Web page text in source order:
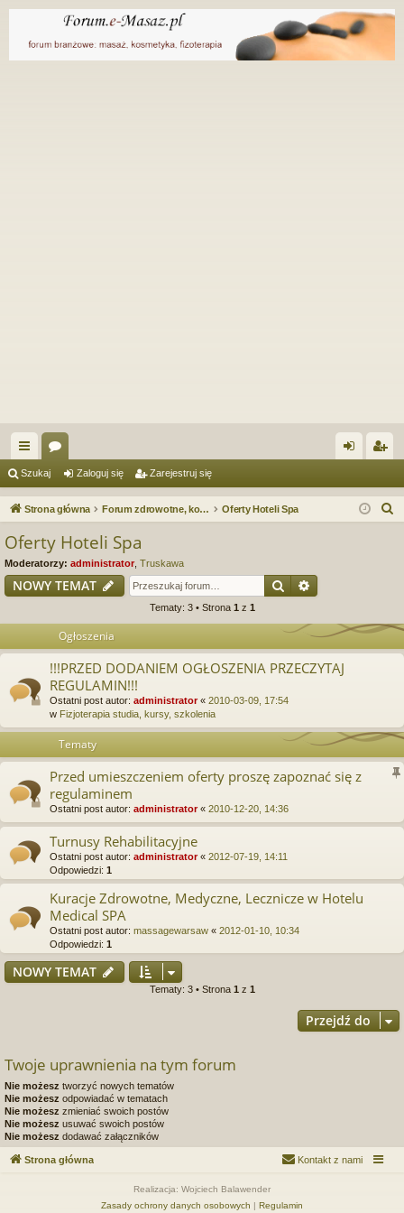
ię
ce
or
a og ej
Szukaj Zaloguj się Zarejestruj się
Strona główna Forum zdrowotne, kosmetyczne. Spa & Wellness. Forum serwisu Spa.e-Masaz.pl Oferty Hoteli Spa
Oferty Hoteli Spa
Moderatorzy: administrator Truskawa
NOWY TEMAT SzukajWyszukiwanie
Tematy: 3 • Strona 1 z 1
Ogłoszenia
!!!PRZED DODANIEM OGŁOSZENIA PRZECZYTAJ
REGULAMIN!!!
Ostatni post autor: administrator« 2010-03-09, 17:54
w Fizjoterapia studia, kursy, szkolenia
Tematy
Przed umieszczeniem oferty proszę zapoznać się z
regulaminem
Ostatni post autor: administrator« 2010-12-20, 14:36
Turnusy Rehabilitacyjne
Ostatni post autor: administrator« 2012-07-19, 14:11
Odpowiedzi: 1
Kuracje Zdrowotne, Medyczne, Lecznicze w Hotelu
Medical SPA
Ostatni post autor: massagewarsaw « 2012-01-10, 10:34
Odpowiedzi: 1
NOWY TEMAT
Tematy: 3 • Strona 1 z 1
Przejdź do
Twoje uprawnienia na tym forum
Nie możesz tworzyć nowych tematów
Nie możesz odpowiadać w tematach
Nie możesz zmieniać swoich postów
Nie możesz usuwać swoich postów
Nie możesz dodawać załączników
Strona główna Kontakt z nami
Realizacja: Wojciech Balawender
Zasady ochrony danych osobowych
Regulamin